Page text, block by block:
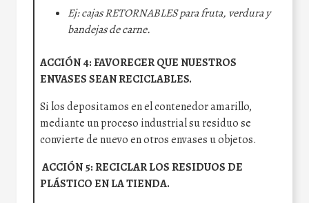
Ej: cajas RETORNABLES para fruta, verdura y
bandejas de carne.
ACCIÓN 4: FAVORECER QUE NUESTROS
ENVASES SEAN RECICLABLES.
Si los depositamos en el contenedor amarillo,
mediante un proceso industrial su residuo se
convierte de nuevo en otros envases u objetos.
ACCIÓN 5: RECICLAR LOS RESIDUOS DE
PLÁSTICO EN LA TIENDA.